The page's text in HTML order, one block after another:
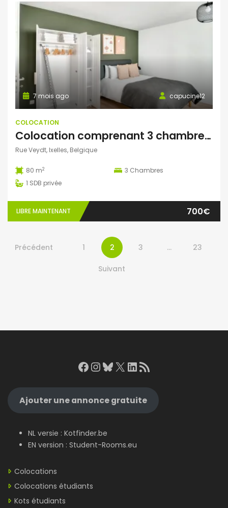
capucine12
7 mois ago
COLOCATION
Colocation comprenant 3 chambres (1 seule chambre de disponible)
Rue Veydt, Ixelles, Belgique
80 m2 3 Chambres
1 SDB privée
LIBRE MAINTENANT 700€
Précédent 1 2 3 … 23
Suivant
Facebook
Instagram
Bluesky
X LinkedIn
RSS Feed
Ajouter une annonce gratuite
NL versie : Kotfinder.be
EN version : Student-Rooms.eu
Colocations
Colocations étudiants
Kots étudiants